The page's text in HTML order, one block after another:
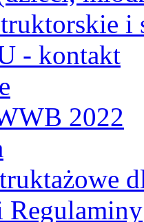
i
- kontakt
2022
Regulaminy